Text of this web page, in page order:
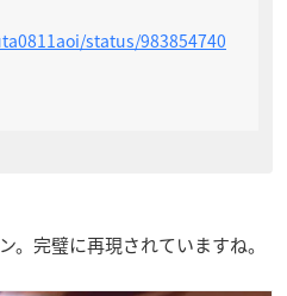
status/983854740
。完璧に再現されていますね。